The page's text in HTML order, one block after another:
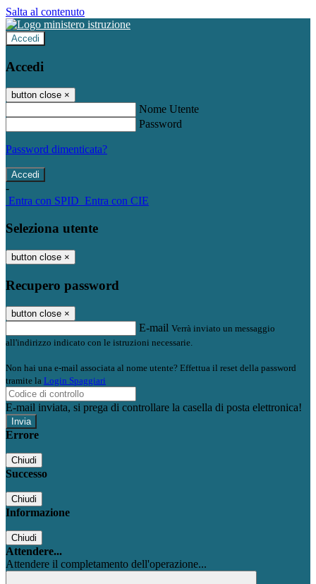
Salta al contenuto
Accedi
Accedi
button close ×
Nome Utente
Password
Password dimenticata?
-
Entra con SPID Entra con CIE
Seleziona utente
button close ×
Recupero password
button close ×
E-mail Verrà inviato un messaggio
all'indirizzo indicato con le istruzioni necessarie.
Non hai una e-mail associata al nome utente? Effettua il reset della password
tramite la Login Spaggiari
E-mail inviata, si prega di controllare la casella di posta elettronica!
Errore
Chiudi
Successo
Chiudi
Informazione
Chiudi
Attendere...
Attendere il completamento dell'operazione...